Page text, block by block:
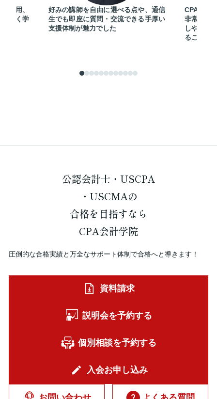
活用、
なく学
好みの講師を自由に選べる点や、通信
生でも即座に質問・交流できる手厚い
支援体制が魅力でした
CPAのテ
非常に明
しやすか
ることが
公認会計士・USCPA
・USCMAの
合格を 目指すなら
CPA会計学院
圧倒的な合格実績と万全なサポート体制で合格へと導きます！
資料請求
説明会を予約する
個別相談を予約する
入会お申し込み